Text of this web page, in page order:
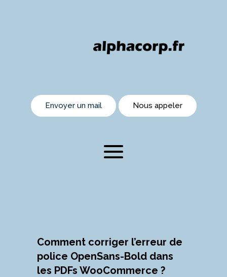
Envoyer un mail Nous appeler
Comment corriger l’erreur de
police OpenSans-Bold dans
les PDFs WooCommerce ?